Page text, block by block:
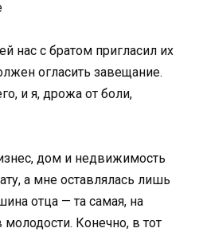
нас с братом пригласил их
огласить завещание.
и я, дрожа от боли,
дом и недвижимость
а мне оставлялась лишь
отца — та самая, на
Конечно, в тот